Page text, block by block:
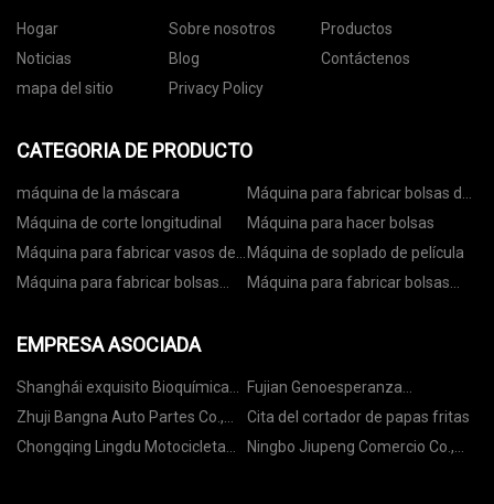
Hogar Sobre nosotros
Productos
Noticias
Blog
Contáctenos
mapa del sitio
Privacy Policy
CATEGORIA DE PRODUCTO
máquina de la máscara
Máquina para fabricar bolsas de
papel
Máquina de corte longitudinal
Máquina para hacer bolsas
Máquina para fabricar vasos de
papel
Máquina de soplado de película
Máquina para fabricar bolsas
Máquina para fabricar bolsas
EMPRESA ASOCIADA
Shanghái exquisito Bioquímica
compañía, Limitado
Fujian Genoesperanza
Biotecnología Limitado.
Zhuji Bangna Auto Partes Co.,
Limitado.
Cita del cortador de papas fritas
Chongqing Lingdu Motocicleta
Ningbo Jiupeng Comercio Co.,